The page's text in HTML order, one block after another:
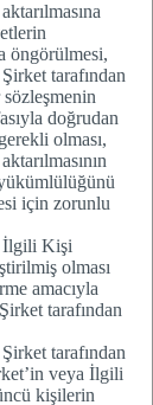
öngörülmesi,
tarafından
sözleşmenin
doğrudan
olması,
için zorunlu
İlgili Kişi
olması
amacıyla
tarafından
tarafından
veya İlgili
kişilerin